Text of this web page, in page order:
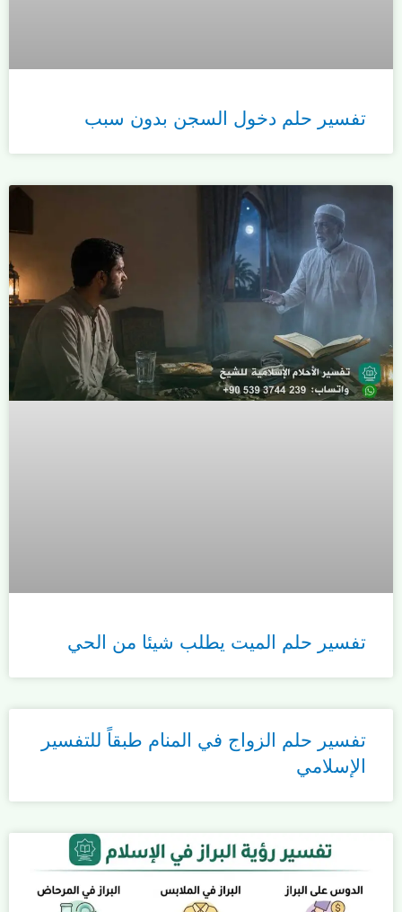
تفسير حلم دخول السجن بدون سبب
تفسير حلم الميت يطلب شيئا من الحي
تفسير حلم الزواج في المنام طبقاً للتفسير
الإسلامي